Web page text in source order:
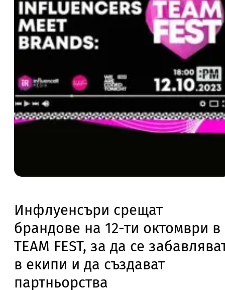
Инфлуенсъри срещат
брандове на 12-ти октомври в
TEAM FEST, за да се
в екипи и да създават
партньорства